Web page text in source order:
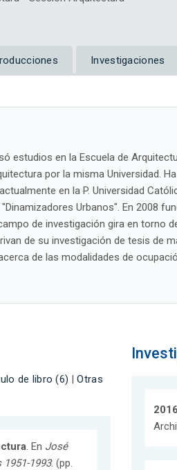
Investigaciones
estudios en la Escuela de
por la misma Universidad.
en la P. Universidad
Urbanos". En 2008
de investigación gira en torno
de su investigación de tesis de
de las modalidades de
de libro (6) |Otras
. En José
1993. (pp.